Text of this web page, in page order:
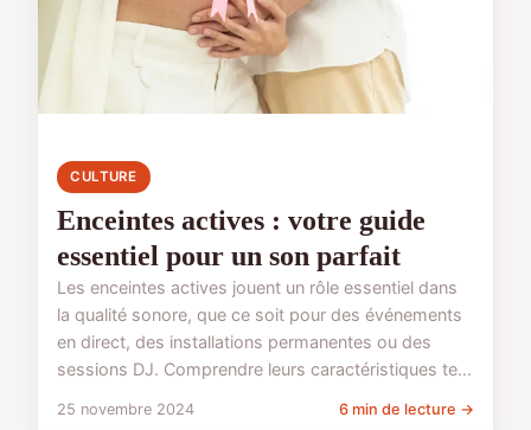
CULTURE
Enceintes actives : votre guide
essentiel pour un son parfait
Les enceintes actives jouent un rôle essentiel dans
la qualité sonore, que ce soit pour des événements
en direct, des installations permanentes ou des
sessions DJ. Comprendre leurs caractéristiques te...
25 novembre 2024 6 min de lecture →